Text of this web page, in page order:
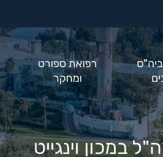
ביה"ס
רפואת ספורט
ומחקר
במכון וינגייט